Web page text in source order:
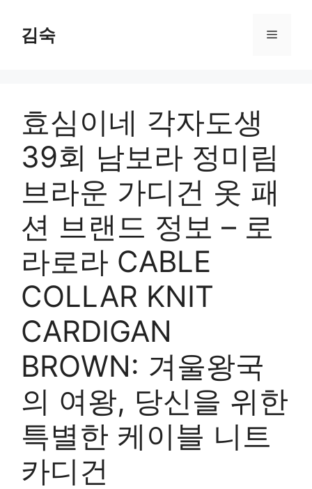
content
김숙 Menu
효심이네 각자도생
39회 남보라 정미림
브라운 가디건 옷 패
션 브랜드 정보 – 로
라로라 CABLE
COLLAR KNIT
CARDIGAN
BROWN: 겨울왕국
의 여왕, 당신을 위한
특별한 케이블 니트
카디건